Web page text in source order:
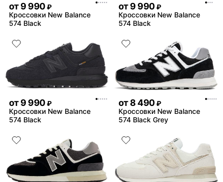
от9 990 ₽
Кроссовки New Balance
574 Black
от9 990 ₽
Кроссовки New Balance
574 Black
от9 990 ₽
Кроссовки New Balance
574 Black
от8 490 ₽
Кроссовки New Balance
574 Black Grey